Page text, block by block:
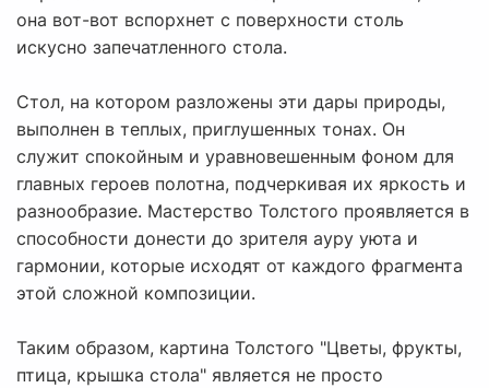
она вот-вот вспорхнет с поверхности столь
искусно запечатленного стола.
Стол, на котором разложены эти дары природы,
выполнен в теплых, приглушенных тонах. Он
служит спокойным и уравновешенным фоном для
главных героев полотна, подчеркивая их яркость и
разнообразие. Мастерство Толстого проявляется в
способности донести до зрителя ауру уюта и
гармонии, которые исходят от каждого фрагмента
этой сложной композиции.
Таким образом, картина Толстого "Цветы, фрукты,
птица, крышка стола" является не просто